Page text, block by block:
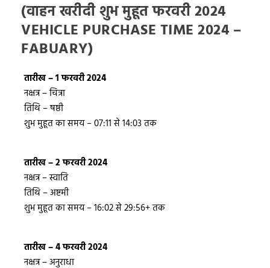
(वाहन खरीदी शुभ मुहूत फरवरी 2024
VEHICLE PURCHASE TIME 2024 –
FABUARY)
तारीख – 1 फरवरी 2024
नक्षत्र – चित्रा
तिथि – षष्ठी
शुभ मुहूत का समय – 07:11 से 14:03 तक
तारीख – 2 फरवरी 2024
नक्षत्र – स्वाति
तिथि – अष्टमी
शुभ मुहूत का समय – 16:02 से 29:56+ तक
तारीख – 4 फरवरी 2024
नक्षत्र – अनुराधा